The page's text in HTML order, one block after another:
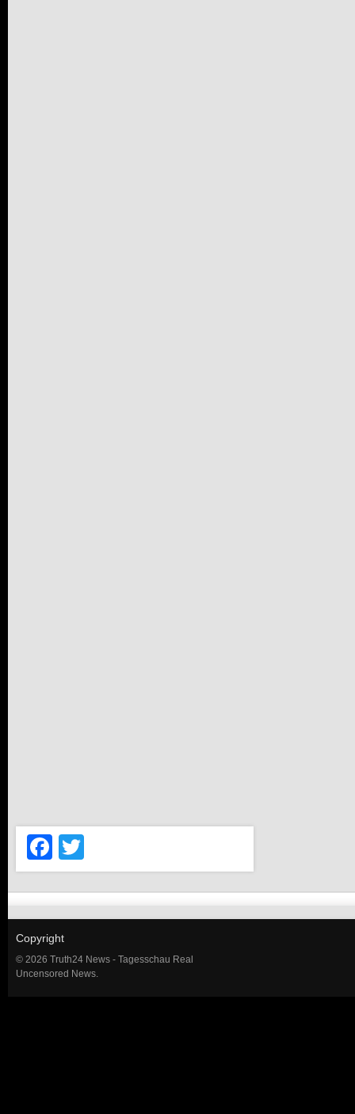
Facebook
Copyright
© 2026 Truth24 News - Tagesschau Real
Uncensored News.